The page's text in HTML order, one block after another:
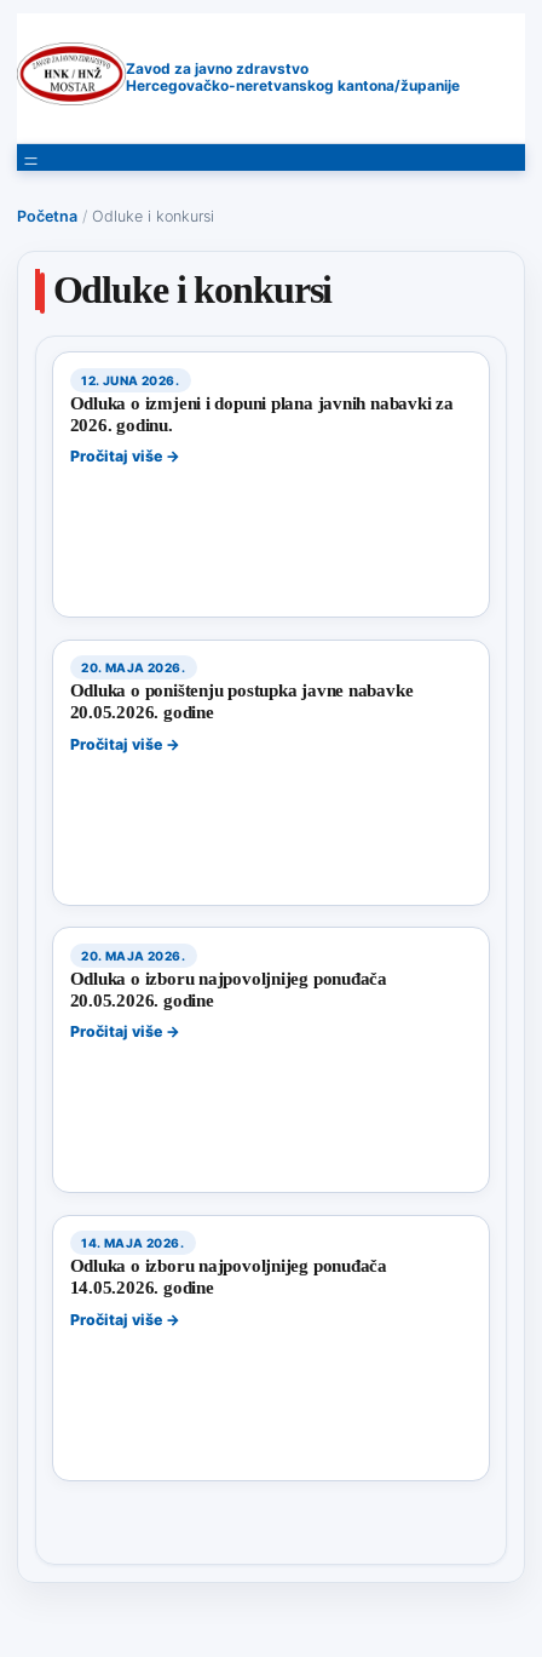
Zavod za javno zdravstvo
Hercegovačko-neretvanskog kantona/županije
Početna / Odluke i konkursi
Odluke i konkursi
12. JUNA 2026.
Odluka o izmjeni i dopuni plana javnih nabavki za
2026. godinu.
Pročitaj više →
20. MAJA 2026.
Odluka o poništenju postupka javne nabavke
20.05.2026. godine
Pročitaj više →
20. MAJA 2026.
Odluka o izboru najpovoljnijeg ponuđača
20.05.2026. godine
Pročitaj više →
14. MAJA 2026.
Odluka o izboru najpovoljnijeg ponuđača
14.05.2026. godine
Pročitaj više →